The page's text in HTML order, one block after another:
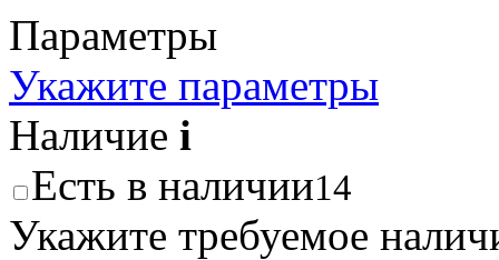
Параметры
Укажите параметры
Наличие i
Есть в наличии14
Укажите требуемое